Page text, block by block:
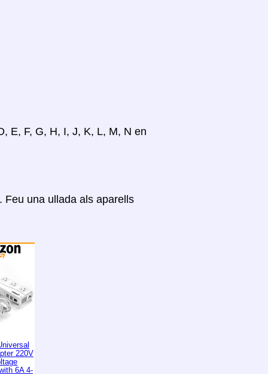
E, F, G, H, I, J, K, L, M, N en
Feu una ullada als aparells
220V
6A 4-